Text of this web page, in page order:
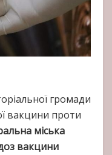
громади
вакцини проти
міська
вакцини